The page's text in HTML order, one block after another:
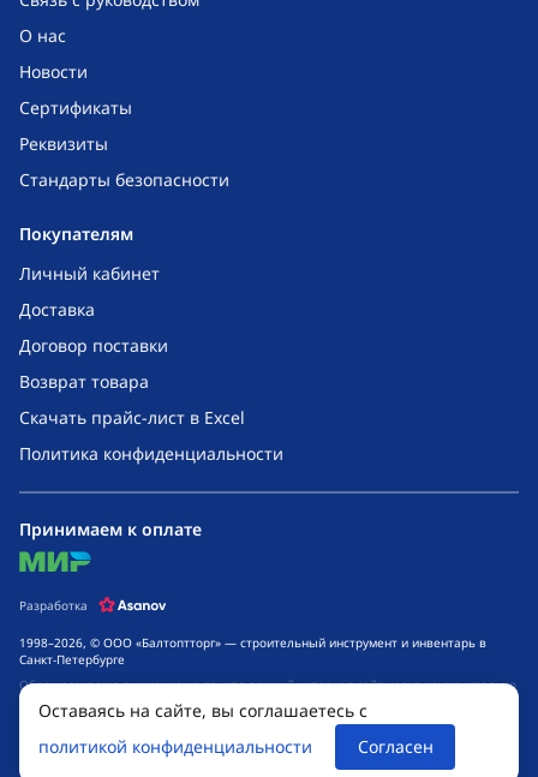
О нас
Новости
Сертификаты
Реквизиты
Стандарты безопасности
Покупателям
Личный кабинет
Доставка
Договор поставки
Возврат товара
Скачать прайс-лист в Excel
Политика конфиденциальности
1998–2026, © ООО «Балтоптторг» — строительный инструмент и инвентарь в
Санкт-Петербурге
Обращаем ваше внимание на то, что данный интернет-сайт носит исключительно
информационный характер и ни при каких условиях не является публичной
офертой, определяемой положениями ч. 2 ст. 437 Гражданского кодекса
товаров и сроках выполнения услуг, обращайтесь к менеджерам компании.
Принимаем к оплате
mir
Разработка
Оставаясь на сайте, вы соглашаетесь с
политикой конфиденциальности
Согласен